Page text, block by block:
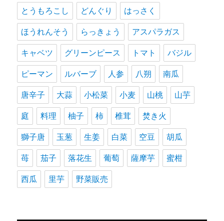
とうもろこし どんぐり はっさく
ほうれんそう らっきょう アスパラガス
キャベツ グリーンピース トマト バジル
ピーマン ルバーブ 人参 八朔 南瓜
唐辛子 大蒜 小松菜 小麦 山桃 山芋
庭 料理 柚子 柿 椎茸 焚き火
獅子唐 玉葱 生姜 白菜 空豆 胡瓜
苺 茄子 落花生 葡萄 薩摩芋 蜜柑
西瓜 里芋 野菜販売